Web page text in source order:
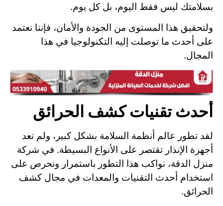
بسلامتك ليس فقط اليوم، بل كل يوم.
ولتحقيق هذا المستوى من الجودة والأمان، فإننا نعتمد
على أحدث ما توصلت إليه التكنولوجيا في هذا
المجال.
أحدث تقنيات كشف الحرائق
لقد تطور عالم أنظمة السلامة بشكل كبير، ولم تعد
أجهزة الإنذار تقتصر على الأنواع البسيطة. في شركة
منزل الدقة، نواكب هذا التطور باستمرار ونحرص على
استخدام أحدث التقنيات والمعدات في مجال كشف
الحرائق.